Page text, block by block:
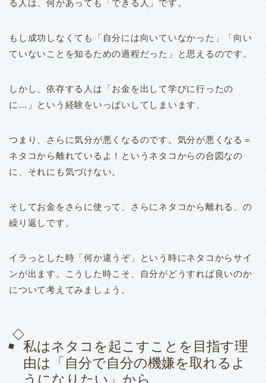
る人は、何があっても「できる人」です。
もし成功しなくても「自分には向いていなかった」「向い
ていないことを知るための過程だった」と思えるのです。
しかし、依存する人は「お金を出して学びに行ったの
に…」という経験をいっぱいしてしまいます。
つまり、さらに気分が悪くなるのです。 気分が悪くなる＝
ネタコから離れているよ！というネタコからの合図なの
に、それにも気づけない。
そしてお金をさらに使って、さらにネタコから離れる、の
繰り返しです。
イラっとした時「何か違うぞ」という時にネタコからサイ
ンが出ます。
こうした時こそ、自分がどうすれば良いのか
について考えてみましょう。
私はネタコを起こすことを目指す理
由は「自分で自分の機嫌を取れるよ
うになりたい」から